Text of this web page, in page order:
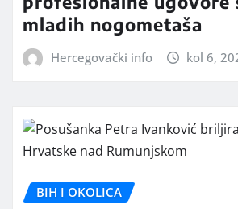
mladih nogometaša
Hercegovački info kol 6,
BIH I OKOLICA